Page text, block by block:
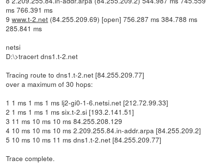
ms 766.391 ms
9www.t-2.net (84.255.209.69) [open] 756.287 ms 384.788 ms
285.841 ms
netsi
D:\>tracert dns1.t-2.net
Tracing route to dns1.t-2.net [84.255.209.77]
over a maximum of 30 hops:
1 1 ms 1 ms 1 ms lj2-gi0-1-6.netsi.net [212.72.99.33]
2 1 ms 1 ms 1 ms six.t-2.si [193.2.141.51]
3 11 ms 10 ms 10 ms 84.255.208.129
4 10 ms 10 ms 10 ms 2.209.255.84.in-addr.arpa [84.255.209.2]
5 10 ms 10 ms 11 ms dns1.t-2.net [84.255.209.77]
Trace complete.